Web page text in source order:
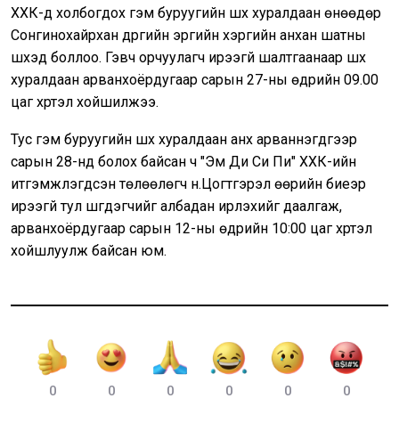
ХХК-д холбогдох гэм буруугийн шүүх хуралдаан өнөөдөр
Сонгинохайрхан дүүргийн эрүүгийн хэргийн анхан шатны
шүүхэд боллоо. Гэвч орчуулагч ирээгүй шалтгаанаар шүүх
хуралдаан арванхоёрдугаар сарын 27-ны өдрийн 09.00
цаг хүртэл хойшилжээ.
Тус гэм буруугийн шүүх хуралдаан анх арваннэгдүгээр
сарын 28-нд болох байсан ч "Эм Ди Си Пи" ХХК-ийн
итгэмжлэгдсэн төлөөлөгч н.Цогтгэрэл өөрийн биеэр
ирээгүй тул шүүгдэгчийг албадан ирүүлэхийг даалгаж,
арванхоёрдугаар сарын 12-ны өдрийн 10:00 цаг хүртэл
хойшлуулж байсан юм.
0 0 0 0 0 0